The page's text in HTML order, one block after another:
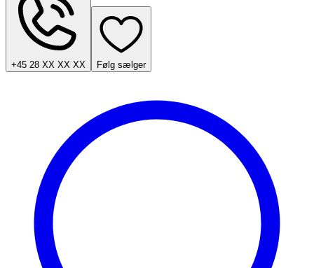
+45 28 XX XX XX Følg sælger